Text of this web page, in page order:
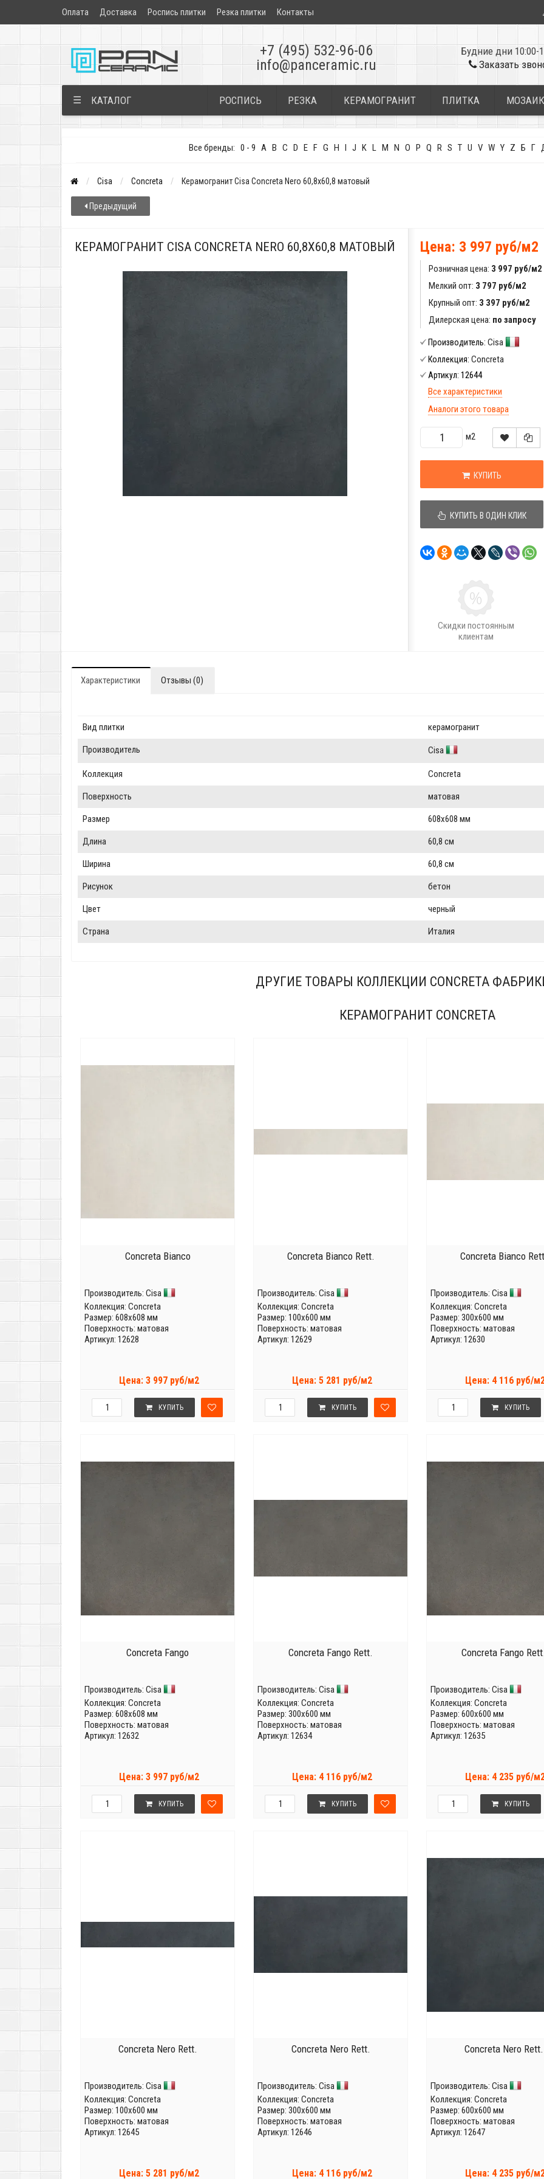
Оплата Доставка Роспись плитки Резка плитки Контакты
+7 (495) 532-96-06
info@panceramic.ru
Будние дни 10:00-
Заказать
☰ КАТАЛОГ РОСПИСЬ РЕЗКА КЕРАМОГРАНИТ ПЛИТКА
Все бренды: 0 - 9 A B C D E F G H I J K L M N O P Q R S T U V W Y Z Б Г
Cisa Concreta Керамогранит Cisa Concreta Nero 60,8x60,8 матовый
Предыдущий
КЕРАМОГРАНИТ CISA CONCRETA NERO 60,8X60,8 МАТОВЫЙ Цена: 3 997 руб/м2
Розничная цена: 3 997 руб/м2
Мелкий опт: 3 797 руб/м2
Крупный опт: 3 397 руб/м2
Дилерская цена: по запросу
Производитель: Cisa
Коллекция: Concreta
Артикул: 12644
Все характеристики
Аналоги этого товара
м2
КУПИТЬ
КУПИТЬ В ОДИН КЛИК
Скидки постоянным
клиентам
Характеристики Отзывы (0)
Вид плитки керамогранит
Производитель Cisa
Коллекция Concreta
Поверхность матовая
Размер 608x608 мм
Длина 60,8 см
Ширина 60,8 см
Рисунок бетон
Цвет черный
Страна Италия
ДРУГИЕ ТОВАРЫ КОЛЛЕКЦИИ CONCRETA
КЕРАМОГРАНИТ CONCRETA
Concreta Bianco
Производитель: Cisa
Коллекция: Concreta
Размер: 608x608 мм
Поверхность: матовая
Артикул: 12628
Цена: 3 997 руб/м2
КУПИТЬ
Concreta Bianco Rett.
Производитель: Cisa
Коллекция: Concreta
Размер: 100x600 мм
Поверхность: матовая
Артикул: 12629
Цена: 5 281 руб/м2
КУПИТЬ
Concreta Bianco
Производитель: Cisa
Коллекция: Concreta
Размер: 300x600 мм
Поверхность: матовая
Артикул: 12630
Цена: 4 116 руб/
КУПИТЬ
Concreta Fango
Производитель: Cisa
Коллекция: Concreta
Размер: 608x608 мм
Поверхность: матовая
Артикул: 12632
Цена: 3 997 руб/м2
КУПИТЬ
Concreta Fango Rett.
Производитель: Cisa
Коллекция: Concreta
Размер: 300x600 мм
Поверхность: матовая
Артикул: 12634
Цена: 4 116 руб/м2
КУПИТЬ
Concreta Fango
Производитель: Cisa
Коллекция: Concreta
Размер: 600x600 мм
Поверхность: матовая
Артикул: 12635
Цена: 4 235 руб/
КУПИТЬ
Concreta Nero Rett.
Производитель: Cisa
Коллекция: Concreta
Размер: 100x600 мм
Поверхность: матовая
Артикул: 12645
Цена: 5 281 руб/м2
Concreta Nero Rett.
Производитель: Cisa
Коллекция: Concreta
Размер: 300x600 мм
Поверхность: матовая
Артикул: 12646
Цена: 4 116 руб/м2
Concreta Nero Rett.
Производитель: Cisa
Коллекция: Concreta
Размер: 600x600 мм
Поверхность: матовая
Артикул: 12647
Цена: 4 235 руб/